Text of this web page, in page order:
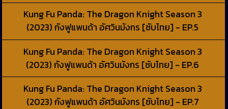
Kung Fu Panda: The Dragon Knight Season 3
(2023) กังฟูแพนด้า อัศวินมังกร [ซับไทย] - EP.5
Kung Fu Panda: The Dragon Knight Season 3
(2023) กังฟูแพนด้า อัศวินมังกร [ซับไทย] - EP.6
Kung Fu Panda: The Dragon Knight Season 3
(2023) กังฟูแพนด้า อัศวินมังกร [ซับไทย] - EP.7